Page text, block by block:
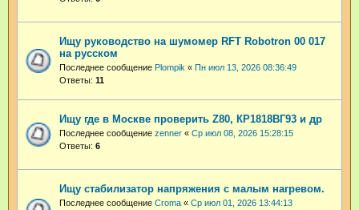
Ищу руководство на шумомер RFT Robotron 00 017
на русском
Последнее сообщение Plompik « Пн июл 13, 2026 08:36:49
Ответы: 11
Ищу где в Москве проверить Z80, КР1818ВГ93 и др
Последнее сообщение zenner « Ср июл 08, 2026 15:28:15
Ответы: 6
Ищу стабилизатор напряжения с малым нагревом.
Последнее сообщение Croma « Ср июл 01, 2026 13:44:13